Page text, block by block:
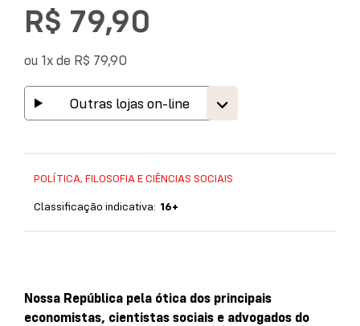
R$ 79,90
ou 1x de R$ 79,90
Outras lojas on-line
POLÍTICA, FILOSOFIA E CIÊNCIAS SOCIAIS
Classificação indicativa: 16+
Nossa República pela ótica dos principais
economistas, cientistas sociais e advogados do